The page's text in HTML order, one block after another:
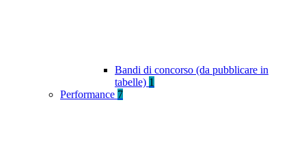
Bandi di concorso (da pubblicare in
tabelle) 1
Performance 7